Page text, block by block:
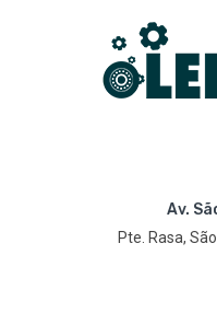
Av.
Pte. Rasa,